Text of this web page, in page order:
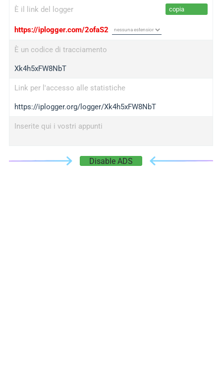
È il link del logger copia
https://iplogger.com/2ofaS2
È un codice di tracciamento
Xk4h5xFW8NbT
Link per l'accesso alle statistiche
https://iplogger.org/logger/Xk4h5xFW8NbT
Inserite qui i vostri appunti
Disable ADS